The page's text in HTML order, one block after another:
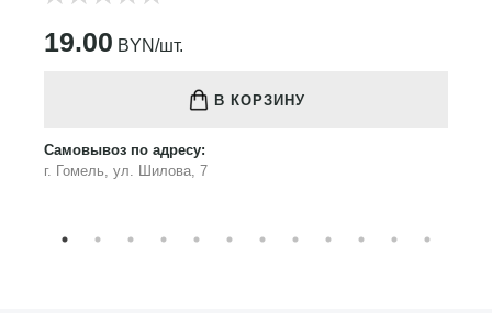
19.00 BYN/шт.
В КОРЗИНУ
Самовывоз по адресу:
г. Гомель, ул. Шилова, 7